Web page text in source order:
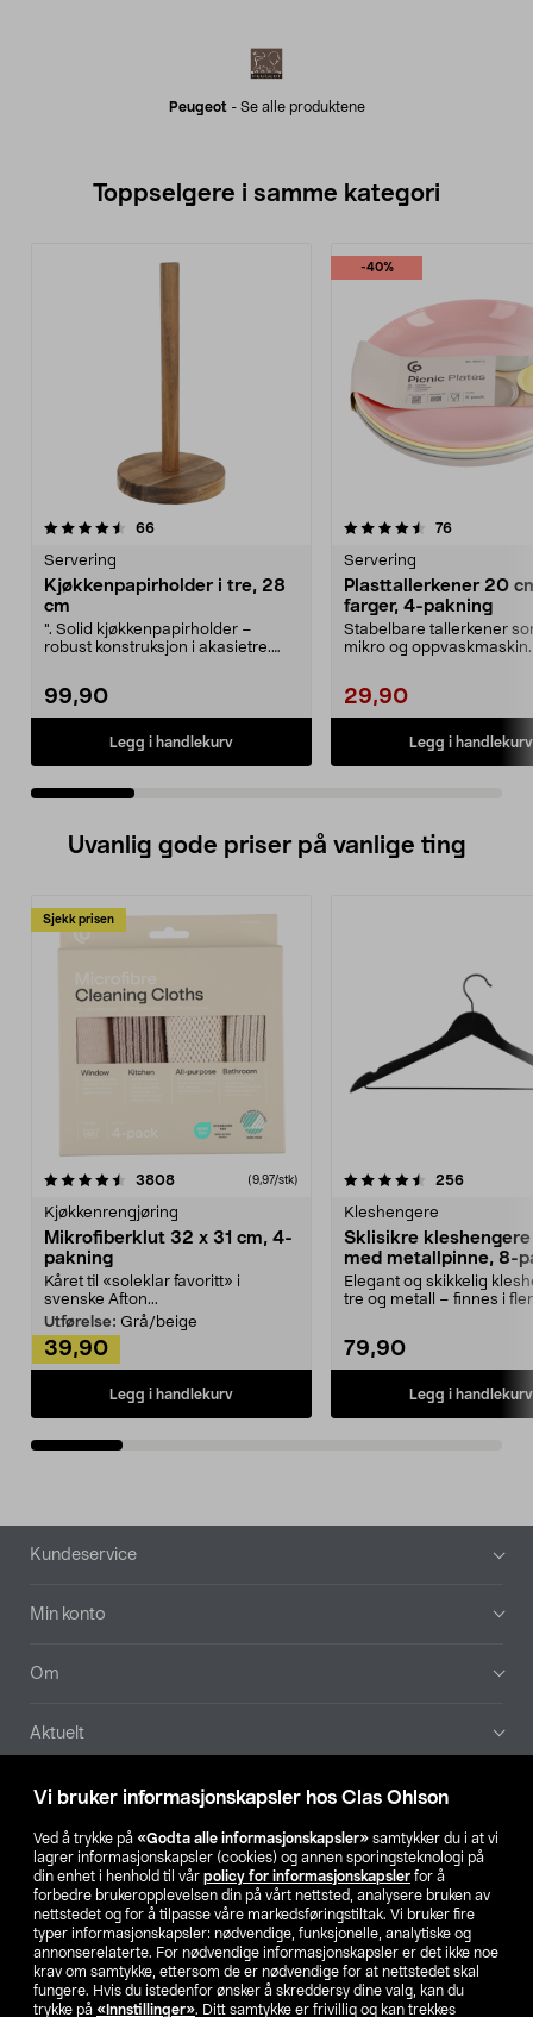
Vi bruker informasjonskapsler hos Clas Ohlson
Ved å trykke på «Godta alle informasjonskapsler» samtykker du i at vi
lagrer informasjonskapsler (cookies) og annen sporingsteknologi på
din enhet i henhold til vår policy for informasjonskapsler for å
forbedre brukeropplevelsen din på vårt nettsted, analysere bruken av
nettstedet og for å tilpasse våre markedsføringstiltak. Vi bruker fire
typer informasjonskapsler: nødvendige, funksjonelle, analytiske og
annonserelaterte. For nødvendige informasjonskapsler er det ikke noe
krav om samtykke, ettersom de er nødvendige for at nettstedet skal
fungere. Hvis du istedenfor ønsker å skreddersy dine valg, kan du
trykke på «Innstillinger». Ditt samtykke er frivillig og kan trekkes
Peugeot - Se alle produktene
Toppselgere i samme kategori
66anmeldelser
Servering
Kjøkkenpapirholder i tre, 28
cm
". Solid kjøkkenpapirholder –
robust konstruksjon i akasietre.
99,90
Legg i handlekurv
-40%
4.5 av 5 stjerner 76
Servering
Plasttallerkener 20
farger, 4-pakning
Stabelbare tallerkener
mikro og
29,90
Legg i handlekurv
4.5 av 5 stjerner
Uvanlig gode priser på vanlige ting
Sjekk prisen
3808anmeldelser(9,97/stk)
Kjøkkenrengjøring
Mikrofiberklut 32 x 31 cm, 4-
pakning
Kåret til «soleklar favoritt» i
svenske Afton...
Utførelse: Grå/beige
39,90
Legg i handlekurv
4.5av 5 stjerner 256
Kleshengere
Sklisikre
med metallpinne, 8-
Elegant og skikkelig
tre og metall – finnes i
79,90
Legg i handlekurv
4.5av 5 stjerner
Bunntekst
Kundeservice
Min konto
Om
Aktuelt
Våre selskaper
Finn din butikk
SE NO FI